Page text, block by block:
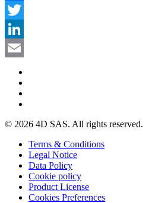
Facebook
Twitter
LinkedIn
© 2026 4D SAS. All rights reserved.
Terms & Conditions
Legal Notice
Data Policy
Cookie policy
Product License
Cookies Preferences